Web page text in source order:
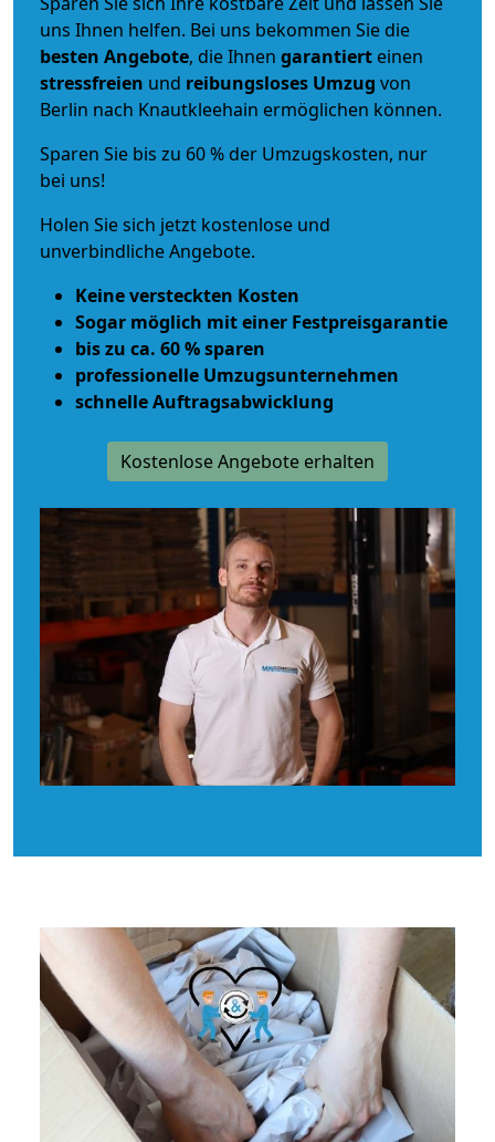
uns Ihnen helfen. Bei uns bekommen Sie die
besten Angebote, die Ihnen garantiert einen
stressfreien und reibungsloses Umzug von
Berlin nach Knautkleehain ermöglichen können.
Sparen Sie bis zu 60 % der Umzugskosten, nur
bei uns!
Holen Sie sich jetzt kostenlose und
unverbindliche Angebote.
Keine versteckten Kosten
Sogar möglich mit einer Festpreisgarantie
bis zu ca. 60 % sparen
professionelle Umzugsunternehmen
schnelle Auftragsabwicklung
Kostenlose Angebote erhalten